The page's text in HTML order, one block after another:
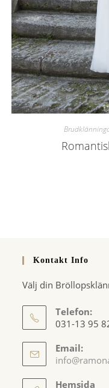
Kontakt Info
Välj din
Telefon:
031-13 95
Email:
Hemsida